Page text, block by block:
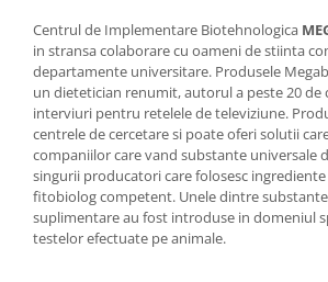
Centrul de Implementare Biotehnologica
in stransa colaborare cu oameni de stiinta
departamente universitare. Produsele
un dietetician renumit, autorul a peste 20 de
interviuri pentru retelele de televiziune.
centrele de cercetare si poate oferi solutii
companiilor care vand substante universale
singurii producatori care folosesc
fitobiolog competent. Unele dintre
suplimentare au fost introduse in domeniul
testelor efectuate pe animale.